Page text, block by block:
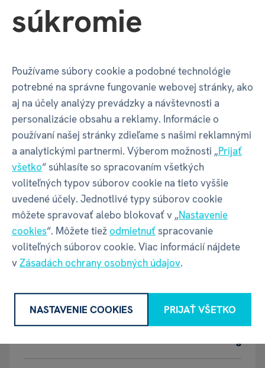
Kód produktu
Katalógové číslo LST
Motív S úsmevom to ide ľahšie
Balenie produktu
Šírka balenia 40 mm
Hĺbka balenia
Výška balenia 170 mm
súkromie
Používame súbory cookie a podobné technológie
potrebné na správne fungovanie webovej stránky, ako
aj na účely analýzy prevádzky a návštevnosti a
personalizácie obsahu a reklamy. Informácie o
používaní našej stránky zdieľame s našimi reklamnými
a analytickými partnermi. Výberom možnosti „Prijať
všetko“ súhlasíte so spracovaním všetkých
voliteľných typov súborov cookie na tieto vyššie
uvedené účely. Jednotlivé typy súborov cookie
môžete spravovať alebo blokovať v „Nastavenie
cookies“. Môžete tiežodmietnuťspracovanie
voliteľných súborov cookie. Viac informácií nájdete
vZásadách ochrany osobných údajov.
NASTAVENIE COOKIES PRIJAŤ VŠETKO